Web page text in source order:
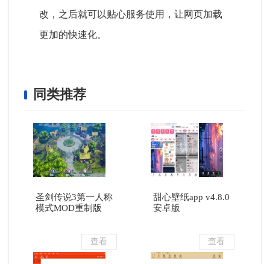
改，之后就可以贴心服务使用，让网页加载
更加的快速化。
同类推荐
圣剑传说3第一人称
模式MOD重制版
查看
甜心壁纸app v4.8.0
安卓版
查看